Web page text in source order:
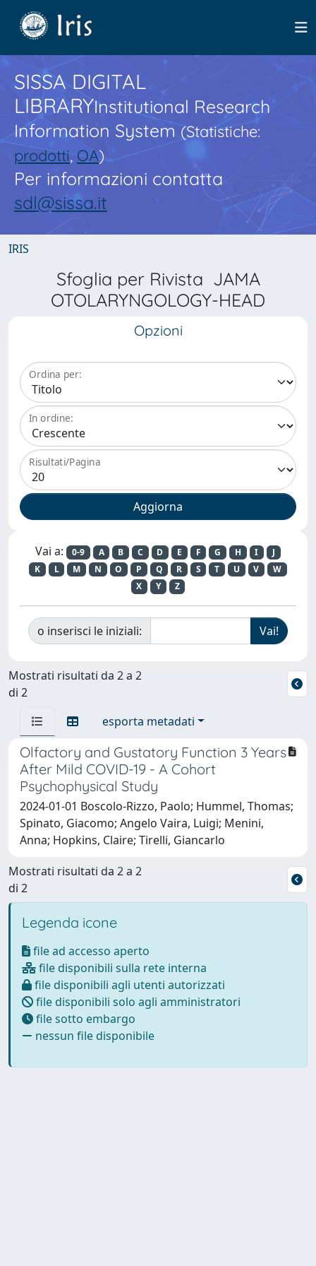
SISSA DIGITAL
LIBRARYInstitutional Research
Information System(Statistiche:
prodotti,OA)
Per informazioni contatta
sdl@sissa.it
IRIS
Sfoglia per Rivista JAMA
OTOLARYNGOLOGY-HEAD
Opzioni
Ordina per:
In ordine:
Risultati/Pagina
Vai a: 0-9 A B C D E F G H I
J
K
L M N O P Q R S T U V
W
X
Y Z
o inserisci le iniziali:
Mostrati risultati da 2 a 2
di 2
esporta metadati
Olfactory and Gustatory Function 3 Years
After Mild COVID-19 - A Cohort
Psychophysical Study
2024-01-01 Boscolo-Rizzo, Paolo; Hummel, Thomas;
Spinato, Giacomo; Angelo Vaira, Luigi; Menini,
Anna; Hopkins, Claire; Tirelli, Giancarlo
Mostrati risultati da 2 a 2
di 2
Legenda icone
file ad accesso aperto
file disponibili sulla rete interna
file disponibili agli utenti autorizzati
file disponibili solo agli amministratori
file sotto embargo
nessun file disponibile